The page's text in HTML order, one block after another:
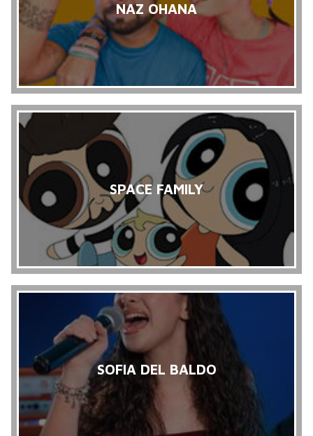
NAZ OHANA
SPACE FAMILY
SOFIA DEL BALDO